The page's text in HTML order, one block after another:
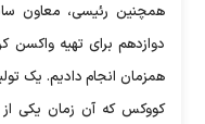
همچنین رئیسی، معاون
دوازدهم برای تهیه واکسن
همزمان انجام دادیم. یک
کووکس که آن زمان یکی از